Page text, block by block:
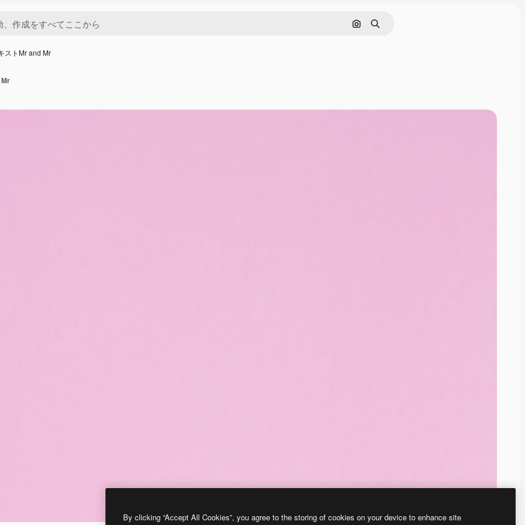
画像で検索
検索
ストMr and Mr
By clicking “Accept All Cookies”, you agree to the storing of cookies on your device to enhance site